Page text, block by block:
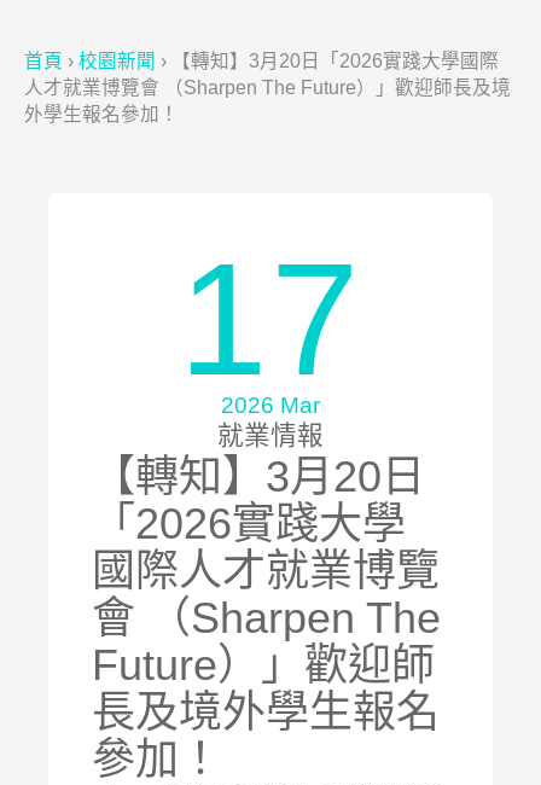
首頁 › 校園新聞 ›
【轉知】3月20日「2026實踐大學國際
人才就業博覽會 （Sharpen The Future）」歡迎師長及境
外學生報名參加！
17
2026 Mar
就業情報
【轉知】3月20日
「2026實踐大學
國際人才就業博覽
會 （Sharpen The
Future）」歡迎師
長及境外學生報名
參加！